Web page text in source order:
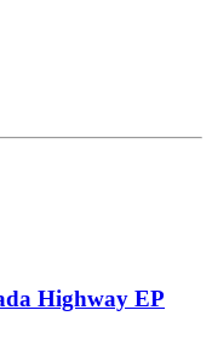
Highway EP